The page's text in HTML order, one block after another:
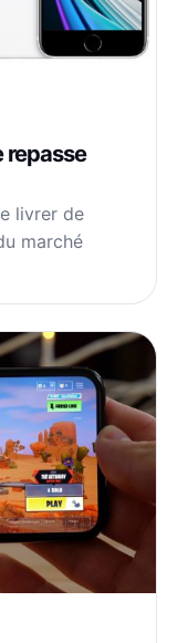
repasse
livrer de
marché